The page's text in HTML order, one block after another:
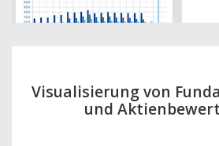
Visualisierung von
und